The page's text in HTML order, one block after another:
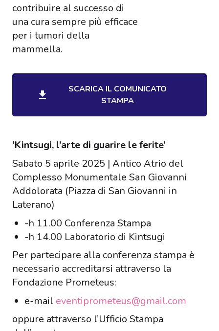
contribuire al successo di
una cura sempre più efficace
per i tumori della
mammella.
SCARICA IL COMUNICATO
STAMPA
‘Kintsugi, l’arte di guarire le ferite’
Sabato 5 aprile 2025 | Antico Atrio del
Complesso Monumentale San Giovanni
Addolorata (Piazza di San Giovanni in
Laterano)
-h 11.00 Conferenza Stampa
-h 14.00 Laboratorio di Kintsugi
Per partecipare alla conferenza stampa è
necessario accreditarsi attraverso la
Fondazione Prometeus:
e-mail eventiprometeus@gmail.com
oppure attraverso l’Ufficio Stampa